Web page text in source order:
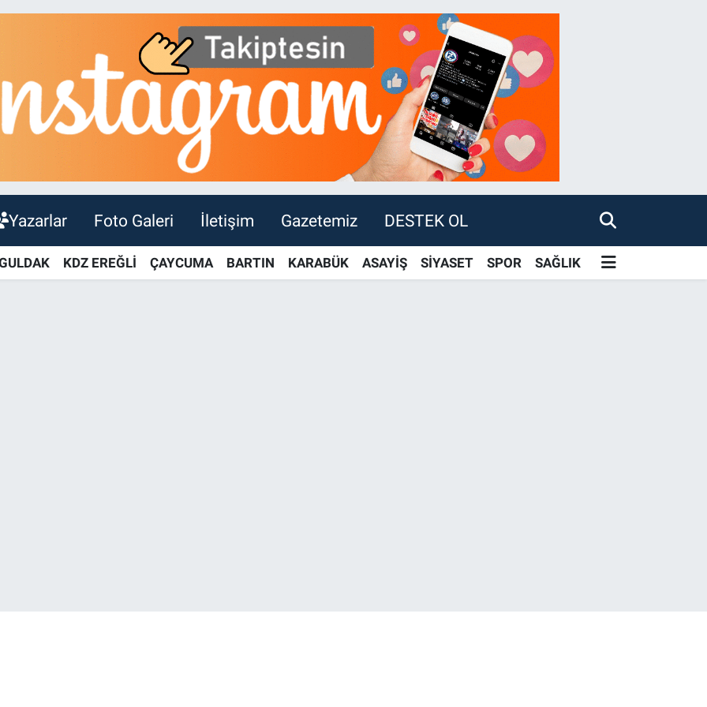
Yazarlar Foto Galeri İletişim Gazetemiz DESTEK OL
KDZ EREĞLİ ÇAYCUMA BARTIN KARABÜK ASAYİŞ SİYASET SPOR SAĞLIK